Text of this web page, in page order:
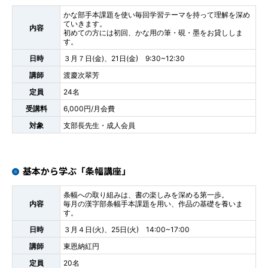
内容
かな部手本課題を使い毎回学習テーマを持って理解を深め
ていきます。
初めての方には初回、かな用の筆・硯・墨をお貸ししま
す。
日時
３月７日(金)、21日(金) 9:30~12:30
講師
渡慶次翠芳
定員
24名
受講料
6,000円/月会費
対象
支部長先生・成人会員
基本から学ぶ「条幅講座」
内容
条幅への取り組みは、書の楽しみを深める第一歩。
毎月の漢字部条幅手本課題を用い、作品の基礎を養いま
す。
日時
３月４日(火)、25日(火) 14:00~17:00
講師
東恩納紅円
定員
20名